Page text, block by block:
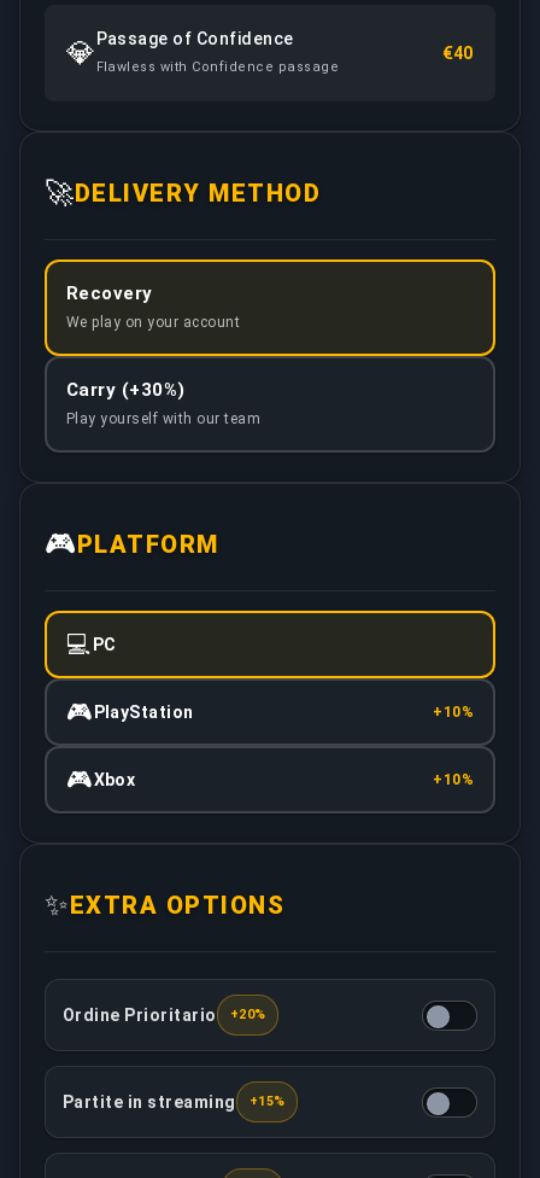
💎 Passage of Confidence
Flawless with Confidence passage
€40
🚀DELIVERY METHOD
Recovery
We play on your account
Carry (+30%)
Play yourself with our team
🎮PLATFORM
💻 PC
🎮 PlayStation +10%
🎮Xbox +10%
✨EXTRA OPTIONS
Questa opzione garantisce che il tuo ordine venga
Ordine Prioritario +20%
Il booster assegnato registrerà/trasmetterà in live
Partite in streaming +15%